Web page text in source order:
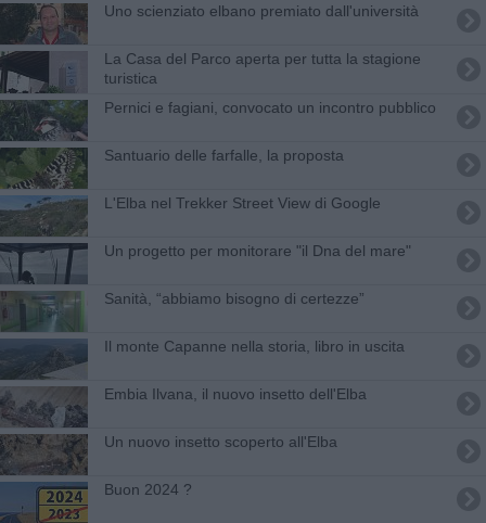
Uno scienziato elbano premiato dall'università
La Casa del Parco aperta per tutta la stagione
turistica
Pernici e fagiani, convocato un incontro pubblico
Santuario delle farfalle, la proposta
L'Elba nel Trekker Street View di Google
Un progetto per monitorare "il Dna del mare"
Sanità, “abbiamo bisogno di certezze”
Il monte Capanne nella storia, libro in uscita
Embia Ilvana, il nuovo insetto dell'Elba
Un nuovo insetto scoperto all'Elba
Buon 2024 ?